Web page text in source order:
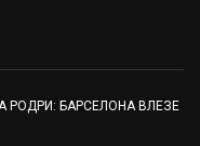
РОДРИ: БАРСЕЛОНА ВЛЕЗЕ